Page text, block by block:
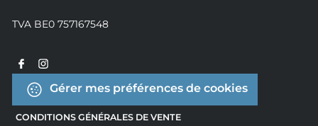
TVA BE0 757167548
Gérer mes préférences de cookies
CONDITIONS GÉNÉRALES DE VENTE